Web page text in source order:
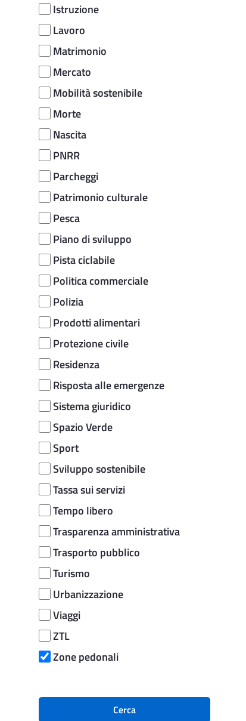
Istruzione
Lavoro
Matrimonio
Mercato
Mobilità sostenibile
Morte
Nascita
PNRR
Parcheggi
Patrimonio culturale
Pesca
Piano di sviluppo
Pista ciclabile
Politica commerciale
Polizia
Prodotti alimentari
Protezione civile
Residenza
Risposta alle emergenze
Sistema giuridico
Spazio Verde
Sport
Sviluppo sostenibile
Tassa sui servizi
Tempo libero
Trasparenza amministrativa
Trasporto pubblico
Turismo
Urbanizzazione
Viaggi
ZTL
Zone pedonali
Cerca